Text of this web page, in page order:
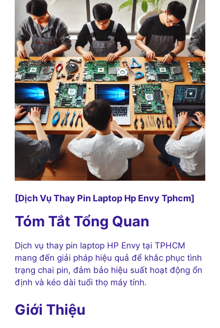
[Dịch Vụ Thay Pin Laptop Hp Envy Tphcm]
Tóm Tắt Tổng Quan
Dịch vụ thay pin laptop HP Envy tại TPHCM
mang đến giải pháp hiệu quả để khắc phục tình
trạng chai pin, đảm bảo hiệu suất hoạt động ổn
định và kéo dài tuổi thọ máy tính.
Giới Thiệu